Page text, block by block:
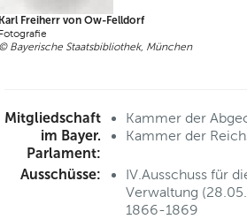
Freiherr von Ow-Felldorf
Bayerische Staatsbibliothek, München
Mitgliedschaft
im Bayer.
Parlament:
Kammer der
Kammer der
Ausschüsse:
IV.Ausschuss für
Verwaltung
1866-1869